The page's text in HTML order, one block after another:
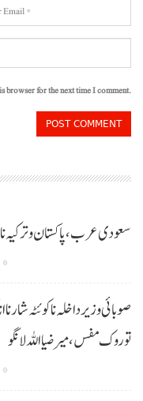
browser for the next time I comment.
سعودی عرب، پاکستان و ترکیہ
0
صوبائی وزیر داخلہ نا کوئٹہ
توروک مفس، میر ضیا اللہ لانگو
0